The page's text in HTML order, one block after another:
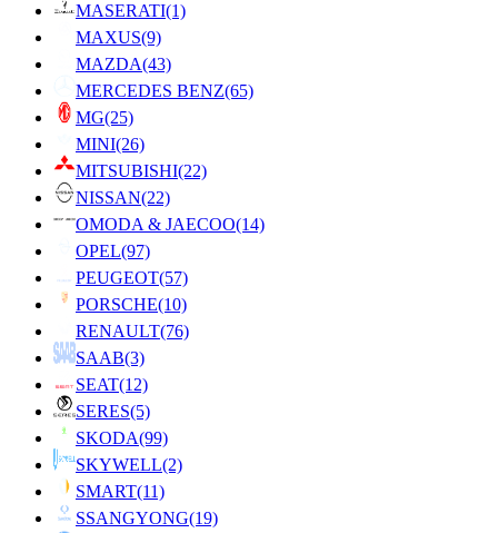
MASERATI(1)
MAXUS(9)
MAZDA(43)
MERCEDES BENZ(65)
MG(25)
MINI(26)
MITSUBISHI(22)
NISSAN(22)
OMODA & JAECOO(14)
OPEL(97)
PEUGEOT(57)
PORSCHE(10)
RENAULT(76)
SAAB(3)
SEAT(12)
SERES(5)
SKODA(99)
SKYWELL(2)
SMART(11)
SSANGYONG(19)